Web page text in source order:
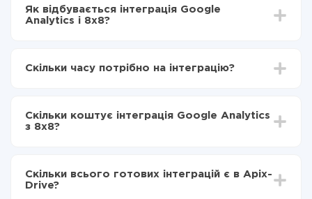
Як відбувається інтеграція Google
Analytics і 8x8?
Вибираєте які дані передавати з Google Analytics
Тепер дані будуть автоматично передаватися з
Google Analytics в 8x8
Скільки часу потрібно на інтеграцію?
становити від 5-ти до 30-хвилин. У середньому
налаштування займає 10-15 хвилин.
Скільки коштує інтеграція Google Analytics
з 8x8?
Ви оплачуєте лише кількість даних, які за фактом
передаються з однієї вашої системи в іншу через
Скільки всього готових інтеграцій є в Apix-
Drive?